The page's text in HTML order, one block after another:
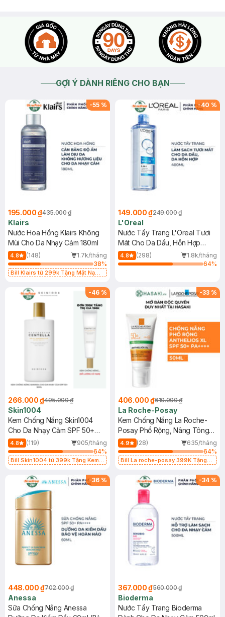
GỢI Ý DÀNH RIÊNG CHO BẠN
-55 %
195.000 ₫435.000 ₫
Klairs
Nước Hoa Hồng Klairs Không
Mùi Cho Da Nhạy Cảm 180ml
4.8 (148)
1.7k/tháng
38%
Bill Klairs từ 299k Tặng Mặt Nạ
25ml (SL Có Hạn)
-40 %
149.000 ₫249.000 ₫
L'Oreal
Nước Tẩy Trang L'Oreal Tươi
Mát Cho Da Dầu, Hỗn Hợp
400ml
4.8 (298)
1.8k/tháng
64%
-46 %
266.000 ₫495.000 ₫
Skin1004
Kem Chống Nắng Skin1004
Cho Da Nhạy Cảm SPF 50+
50ml
4.8 (119)
905/tháng
64%
Bill Skin1004 từ 399k Tặng Kem
SPF 50+ 20ml (SL Có Hạn)
-33 %
406.000 ₫610.000 ₫
La Roche-Posay
Kem Chống Nắng La Roche-
Posay Phổ Rộng, Nâng Tông
Kiềm Dầu 50ml
4.9 (28)
635/tháng
64%
Bill La roche-posay 399K Tặng
(SL có hạn)
-36 %
448.000 ₫702.000 ₫
Anessa
Sữa Chống Nắng Anessa
-34 %
367.000 ₫560.000 ₫
Bioderma
Nước Tẩy Trang Bioderma